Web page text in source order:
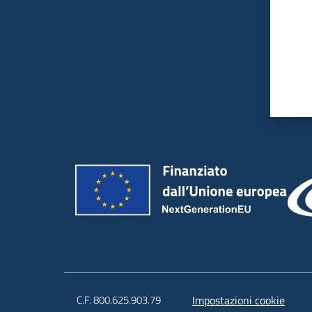
C.F. 800.625.903.79 Impostazioni cookie